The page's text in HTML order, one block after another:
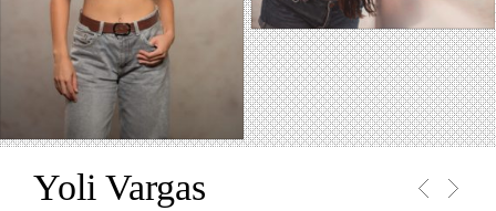
Yoli Vargas